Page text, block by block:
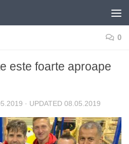
0
este foarte aproape
· UPDATED 08.05.2019